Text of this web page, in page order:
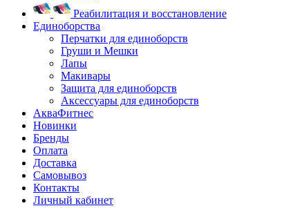
Реабилитация и восстановление
Единоборства
Перчатки для единоборств
Груши и Мешки
Лапы
Макивары
Защита для единоборств
Аксессуары для единоборств
АкваФитнес
Новинки
Бренды
Оплата
Доставка
Самовывоз
Контакты
Личный кабинет